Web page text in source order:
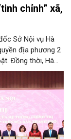
chỉnh” xã,
Sở Nội vụ Hà
địa phương 2
Đồng thời, Hà
chỉ đạo của
đảm bảo mô hình
huy hiệu quả